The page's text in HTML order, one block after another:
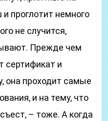
проглотит немного
не случится,
Прежде чем
сертификат и
она проходит самые
и на тему, что
– тоже. А когда